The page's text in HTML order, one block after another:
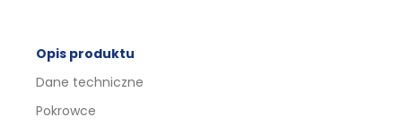
Opis produktu
Dane techniczne
Pokrowce